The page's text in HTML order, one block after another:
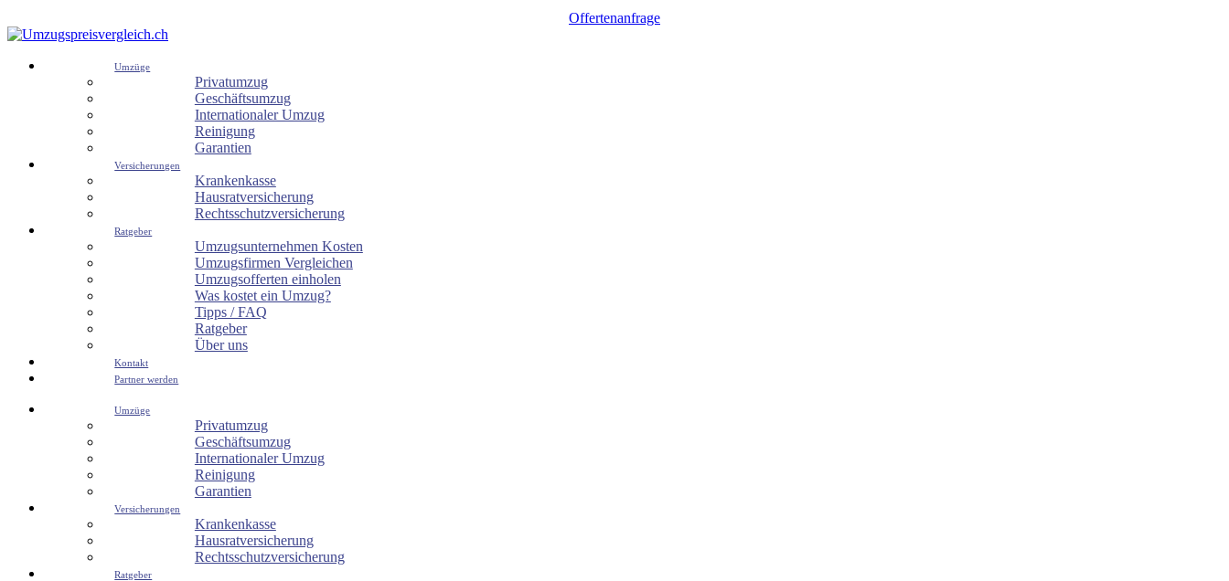
Offertenanfrage
Umzüge
Privatumzug
Geschäftsumzug
Internationaler Umzug
Reinigung
Garantien
Versicherungen
Krankenkasse
Hausratversicherung
Rechtsschutzversicherung
Ratgeber
Umzugsunternehmen Kosten
Umzugsfirmen Vergleichen
Umzugsofferten einholen
Was kostet ein Umzug?
Tipps / FAQ
Ratgeber
Über uns
Kontakt
Partner werden
Umzüge
Privatumzug
Geschäftsumzug
Internationaler Umzug
Reinigung
Garantien
Versicherungen
Krankenkasse
Hausratversicherung
Rechtsschutzversicherung
Ratgeber